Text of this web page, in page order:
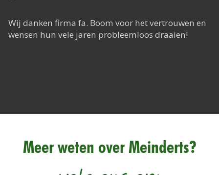
Wij danken firma fa. Boom voor het vertrouwen en
wensen hun vele jaren probleemloos draaien!
Meer weten over Meinderts?